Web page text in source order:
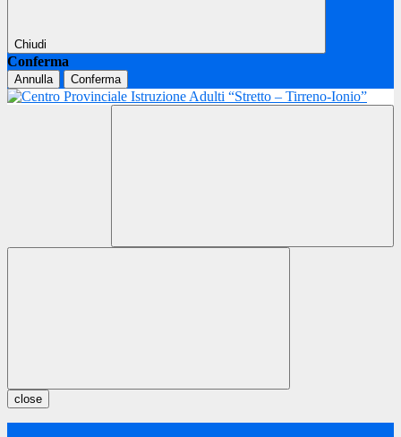
Chiudi
Conferma
Annulla Conferma
close